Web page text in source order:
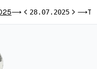
⟶Previous day
28.07.2025Next day
⟶